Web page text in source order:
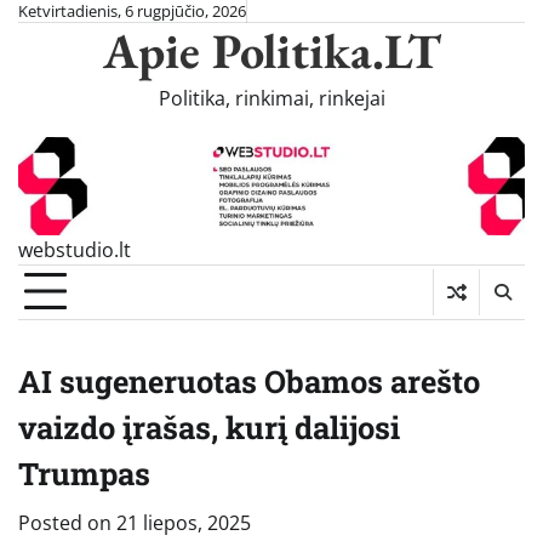
SkipKetvirtadienis, 6 rugpjūčio, 2026
Apie Politika.LT
Politika, rinkimai, rinkejai
webstudio.lt
AI sugeneruotas Obamos arešto
vaizdo įrašas, kurį dalijosi
Trumpas
Posted on 21 liepos, 2025